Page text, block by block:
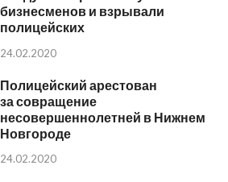
бизнесменов и взрывали
полицейских
24.02.2020
Полицейский арестован
за совращение
несовершеннолетней в Нижнем
Новгороде
24.02.2020